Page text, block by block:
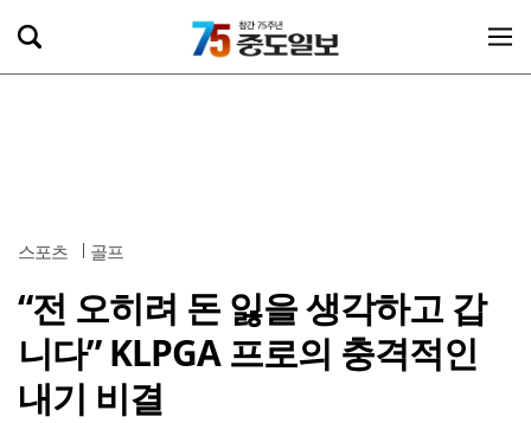
스포츠 골프
“전 오히려 돈 잃을 생각하고 갑
니다” KLPGA 프로의 충격적인
내기 비결